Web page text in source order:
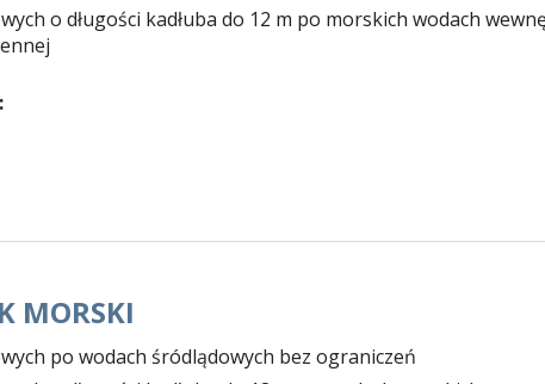
o długości kadłuba do 12 m po morskich wodach
MORSKI
po wodach śródlądowych bez ograniczeń